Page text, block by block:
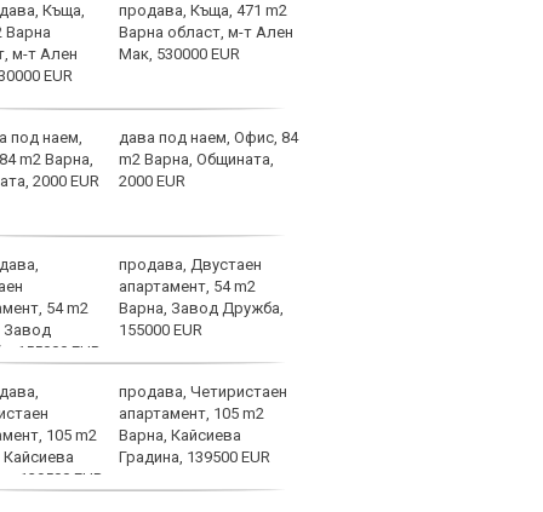
продава, Къща, 471 m2
Варна област, м-т Ален
Мак, 530000 EUR
дава под наем, Офис, 84
m2 Варна, Общината,
2000 EUR
продава, Двустаен
апартамент, 54 m2
Варна, Завод Дружба,
155000 EUR
продава, Четиристаен
апартамент, 105 m2
Варна, Кайсиева
Градина, 139500 EUR